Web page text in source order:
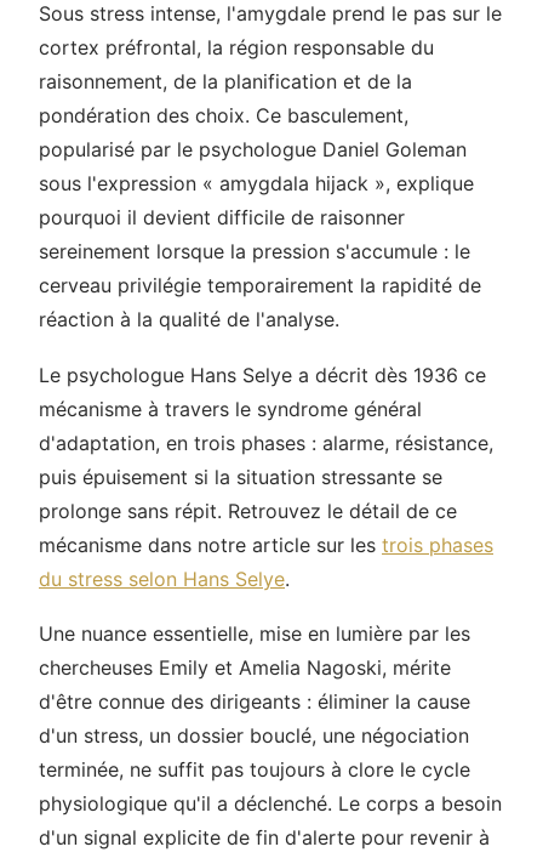
Sous stress intense, l'amygdale prend le pas sur le
cortex préfrontal, la région responsable du
raisonnement, de la planification et de la
pondération des choix. Ce basculement,
popularisé par le psychologue Daniel Goleman
sous l'expression « amygdala hijack », explique
pourquoi il devient difficile de raisonner
sereinement lorsque la pression s'accumule : le
cerveau privilégie temporairement la rapidité de
réaction à la qualité de l'analyse.
Le psychologue Hans Selye a décrit dès 1936 ce
mécanisme à travers le syndrome général
d'adaptation, en trois phases : alarme, résistance,
puis épuisement si la situation stressante se
prolonge sans répit. Retrouvez le détail de ce
mécanisme dans notre article sur les trois phases
du stress selon Hans Selye.
Une nuance essentielle, mise en lumière par les
chercheuses Emily et Amelia Nagoski, mérite
d'être connue des dirigeants : éliminer la cause
d'un stress, un dossier bouclé, une négociation
terminée, ne suffit pas toujours à clore le cycle
physiologique qu'il a déclenché. Le corps a besoin
d'un signal explicite de fin d'alerte pour revenir à